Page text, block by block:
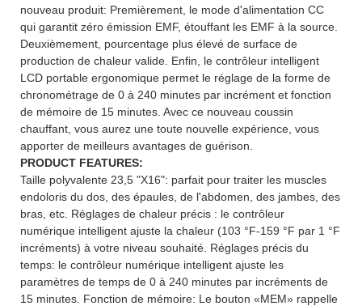
nouveau produit: Premièrement, le mode d'alimentation CC
qui garantit zéro émission EMF, étouffant les EMF à la source.
Deuxièmement, pourcentage plus élevé de surface de
production de chaleur valide. Enfin, le contrôleur intelligent
LCD portable ergonomique permet le réglage de la forme de
chronométrage de 0 à 240 minutes par incrément et fonction
de mémoire de 15 minutes. Avec ce nouveau coussin
chauffant, vous aurez une toute nouvelle expérience, vous
apporter de meilleurs avantages de guérison.
PRODUCT FEATURES:
Taille polyvalente 23,5 "X16": parfait pour traiter les muscles
endoloris du dos, des épaules, de l'abdomen, des jambes, des
bras, etc. Réglages de chaleur précis : le contrôleur
numérique intelligent ajuste la chaleur (103 °F-159 °F par 1 °F
incréments) à votre niveau souhaité. Réglages précis du
temps: le contrôleur numérique intelligent ajuste les
paramètres de temps de 0 à 240 minutes par incréments de
15 minutes. Fonction de mémoire: Le bouton «MEM» rappelle